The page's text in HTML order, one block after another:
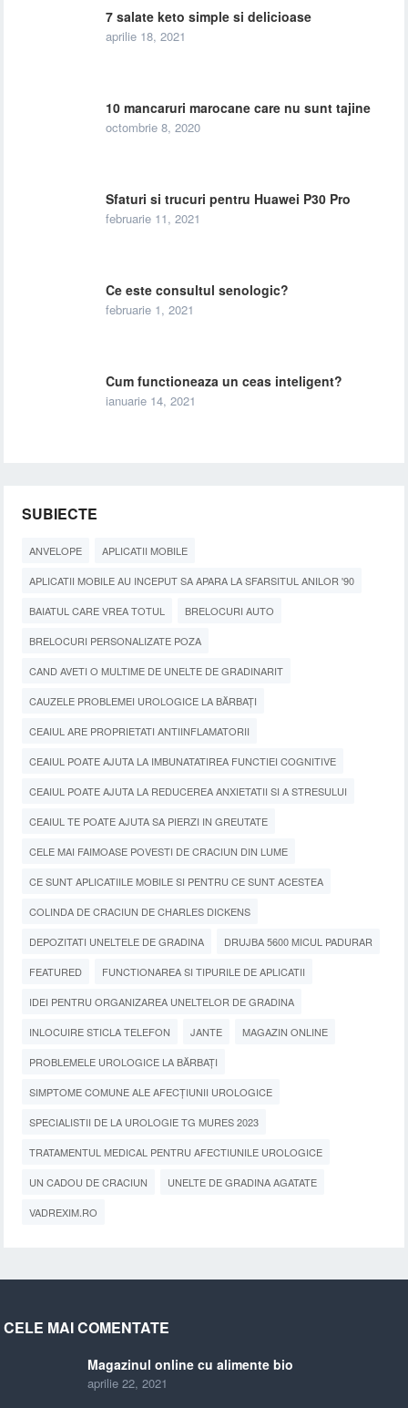
7 salate keto simple si delicioase
aprilie 18, 2021
10 mancaruri marocane care nu sunt tajine
octombrie 8, 2020
Sfaturi si trucuri pentru Huawei P30 Pro
februarie 11, 2021
Ce este consultul senologic?
februarie 1, 2021
Cum functioneaza un ceas inteligent?
ianuarie 14, 2021
SUBIECTE
ANVELOPE APLICATII MOBILE
APLICATII MOBILE AU INCEPUT SA APARA LA SFARSITUL ANILOR '90
BAIATUL CARE VREA TOTUL BRELOCURI AUTO
BRELOCURI PERSONALIZATE POZA
CAND AVETI O MULTIME DE UNELTE DE GRADINARIT
CAUZELE PROBLEMEI UROLOGICE LA BĂRBAȚI
CEAIUL ARE PROPRIETATI ANTIINFLAMATORII
CEAIUL POATE AJUTA LA IMBUNATATIREA FUNCTIEI COGNITIVE
CEAIUL POATE AJUTA LA REDUCEREA ANXIETATII SI A STRESULUI
CEAIUL TE POATE AJUTA SA PIERZI IN GREUTATE
CELE MAI FAIMOASE POVESTI DE CRACIUN DIN LUME
CE SUNT APLICATIILE MOBILE SI PENTRU CE SUNT ACESTEA
COLINDA DE CRACIUN DE CHARLES DICKENS
DEPOZITATI UNELTELE DE GRADINA DRUJBA 5600 MICUL PADURAR
FEATURED FUNCTIONAREA SI TIPURILE DE APLICATII
IDEI PENTRU ORGANIZAREA UNELTELOR DE GRADINA
INLOCUIRE STICLA TELEFON JANTE MAGAZIN ONLINE
PROBLEMELE UROLOGICE LA BĂRBAȚI
SIMPTOME COMUNE ALE AFECȚIUNII UROLOGICE
SPECIALISTII DE LA UROLOGIE TG MURES 2023
TRATAMENTUL MEDICAL PENTRU AFECTIUNILE UROLOGICE
UN CADOU DE CRACIUN UNELTE DE GRADINA AGATATE
VADREXIM.RO
CELE MAI COMENTATE
Magazinul online cu alimente bio
aprilie 22, 2021